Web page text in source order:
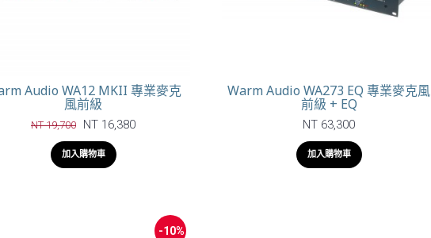
Audio WA12 MKII 專業麥克
風前級
NT 19,700 NT 16,380
加入購物車
Warm Audio WA273 EQ 專業麥克風
前級 + EQ
NT 63,300
加入購物車
-10%